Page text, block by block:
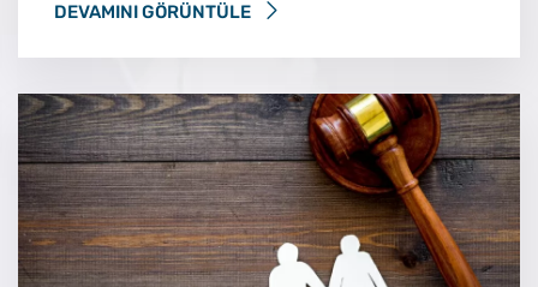
DEVAMINI GÖRÜNTÜLE